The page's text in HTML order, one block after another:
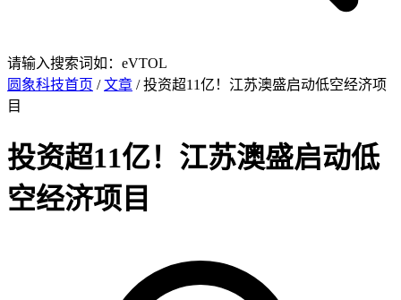
请输入搜索词如：eVTOL
圆象科技首页 /文章 / 投资超11亿！江苏澳盛启动低空经济项
目
投资超11亿！江苏澳盛启动低
空经济项目